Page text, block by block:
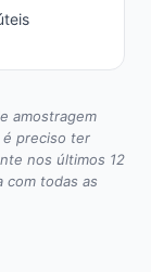
amostragem
preciso ter
nos últimos 12
com todas as